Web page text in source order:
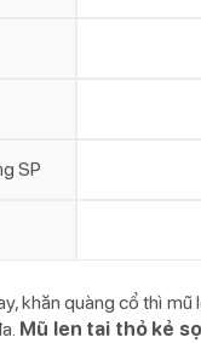
SP
khăn quàng cổ thì
Mũ len tai thỏ kẻ